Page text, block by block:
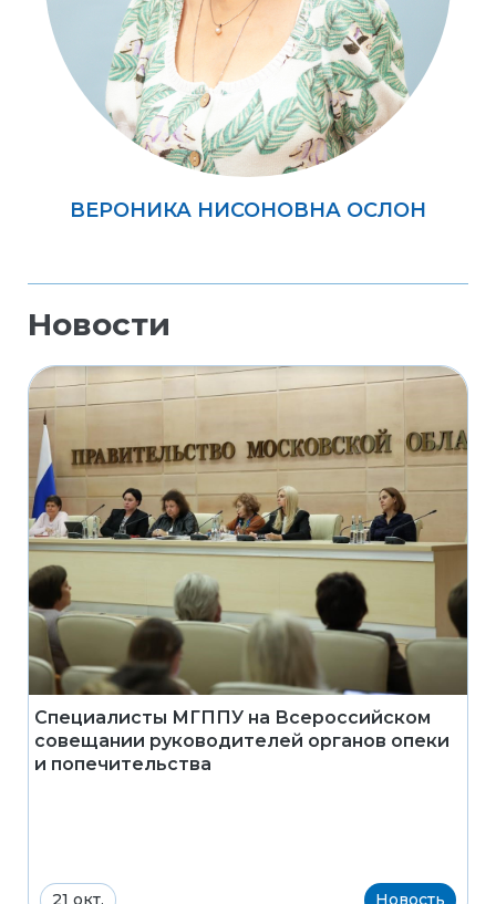
ВЕРОНИКА НИСОНОВНА ОСЛОН
Новости
Специалисты МГППУ на Всероссийском
совещании руководителей органов опеки
и попечительства
21 окт. Новость